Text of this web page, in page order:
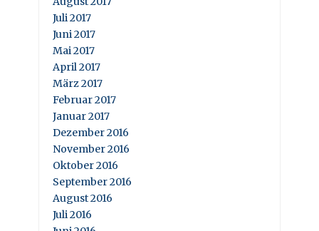
Juli 2017
Juni 2017
Mai 2017
April 2017
März 2017
Februar 2017
Januar 2017
Dezember 2016
November 2016
Oktober 2016
September 2016
August 2016
Juli 2016